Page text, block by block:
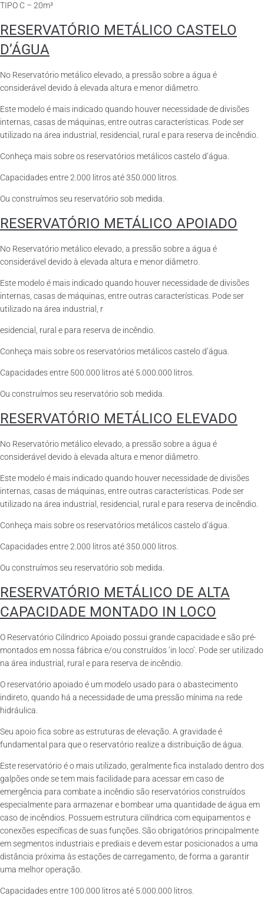
TIPO C – 20m³
RESERVATÓRIO METÁLICO CASTELO
D’ÁGUA
No Reservatório metálico elevado, a pressão sobre a água é
considerável devido à elevada altura e menor diâmetro.
Este modelo é mais indicado quando houver necessidade de divisões
internas, casas de máquinas, entre outras características. Pode ser
utilizado na área industrial, residencial, rural e para reserva de incêndio.
Conheça mais sobre os reservatórios metálicos castelo d’água.
Capacidades entre 2.000 litros até 350.000 litros.
Ou construímos seu reservatório sob medida.
RESERVATÓRIO METÁLICO APOIADO
No Reservatório metálico elevado, a pressão sobre a água é
considerável devido à elevada altura e menor diâmetro.
Este modelo é mais indicado quando houver necessidade de divisões
internas, casas de máquinas, entre outras características. Pode ser
utilizado na área industrial, r
esidencial, rural e para reserva de incêndio.
Conheça mais sobre os reservatórios metálicos castelo d’água.
Capacidades entre 500.000 litros até 5.000.000 litros.
Ou construímos seu reservatório sob medida.
RESERVATÓRIO METÁLICO ELEVADO
No Reservatório metálico elevado, a pressão sobre a água é
considerável devido à elevada altura e menor diâmetro.
Este modelo é mais indicado quando houver necessidade de divisões
internas, casas de máquinas, entre outras características. Pode ser
utilizado na área industrial, residencial, rural e para reserva de incêndio.
Conheça mais sobre os reservatórios metálicos castelo d’água.
Capacidades entre 2.000 litros até 350.000 litros.
Ou construímos seu reservatório sob medida.
RESERVATÓRIO METÁLICO DE ALTA
CAPACIDADE MONTADO IN LOCO
O Reservatório Cilíndrico Apoiado possui grande capacidade e são pré-
montados em nossa fábrica e/ou construídos ‘in loco’. Pode ser utilizado
na área industrial, rural e para reserva de incêndio.
O reservatório apoiado é um modelo usado para o abastecimento
indireto, quando há a necessidade de uma pressão mínima na rede
hidráulica.
Seu apoio fica sobre as estruturas de elevação. A gravidade é
fundamental para que o reservatório realize a distribuição de água.
Este reservatório é o mais utilizado, geralmente fica instalado dentro dos
galpões onde se tem mais facilidade para acessar em caso de
emergência para combate a incêndio são reservatórios construídos
especialmente para armazenar e bombear uma quantidade de água em
caso de incêndios. Possuem estrutura cilíndrica com equipamentos e
conexões específicas de suas funções. São obrigatórios principalmente
em segmentos industriais e prediais e devem estar posicionados a uma
distância próxima às estações de carregamento, de forma a garantir
uma melhor operação.
Capacidades entre 100.000 litros até 5.000.000 litros.